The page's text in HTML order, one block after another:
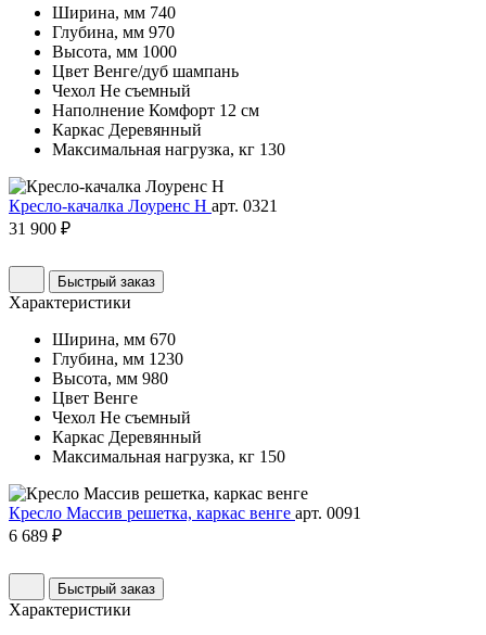
Ширина, мм 740
Глубина, мм 970
Высота, мм 1000
Цвет Венге/дуб шампань
Чехол Не съемный
Наполнение Комфорт 12 см
Каркас Деревянный
Максимальная нагрузка, кг 130
Кресло-качалка Лоуренс Н арт. 0321
31 900 ₽
Быстрый заказ
Характеристики
Ширина, мм 670
Глубина, мм 1230
Высота, мм 980
Цвет Венге
Чехол Не съемный
Каркас Деревянный
Максимальная нагрузка, кг 150
Кресло Массив решетка, каркас венге арт. 0091
6 689 ₽
Быстрый заказ
Характеристики